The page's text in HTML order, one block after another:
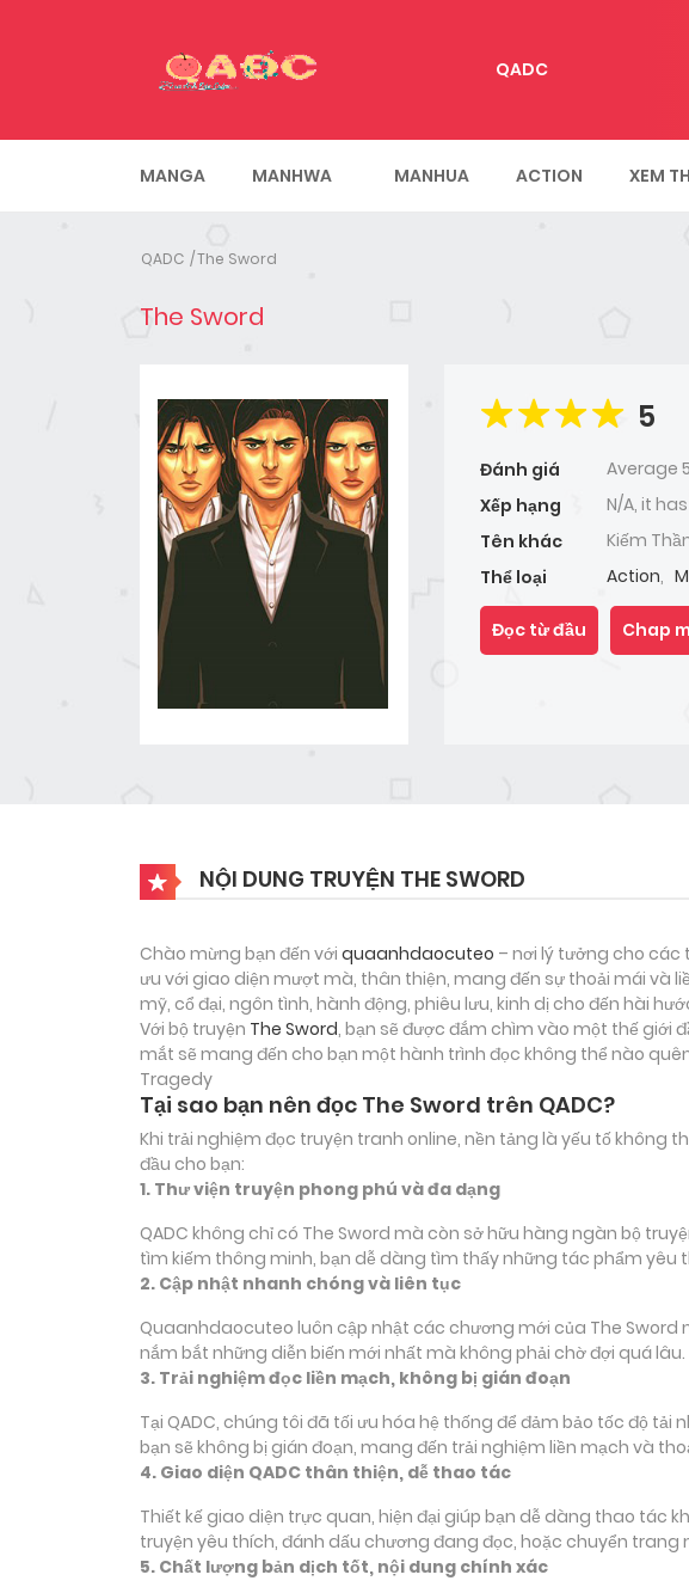
QADC
MANGA MANHWA MANHUA ACTION XEM
QADC The Sword
The Sword
5
Đánh giá Average 5
Xếp hạng
N/A, it
Tên khác
Kiếm
Thể loại
Action,
Đọc từ đầu Chap
NỘI DUNG TRUYỆN THE SWORD
Chào mừng bạn đến với quaanhdaocuteo – nơi lý tưởng cho các
ưu với giao diện mượt mà, thân thiện, mang đến sự thoải mái và
mỹ, cổ đại, ngôn tình, hành động, phiêu lưu, kinh dị cho đến hài
Với bộ truyện The Sword, bạn sẽ được đắm chìm vào một thế giới
mắt sẽ mang đến cho bạn một hành trình đọc không thể nào
Tragedy
Tại sao bạn nên đọc The Sword trên QADC?
Khi trải nghiệm đọc truyện tranh online, nền tảng là yếu tố
đầu cho bạn:
1. Thư viện truyện phong phú và đa dạng
QADC không chỉ có The Sword mà còn sở hữu hàng ngàn bộ
tìm kiếm thông minh, bạn dễ dàng tìm thấy những tác phẩm yêu
2. Cập nhật nhanh chóng và liên tục
Quaanhdaocuteo luôn cập nhật các chương mới của The Sword
nắm bắt những diễn biến mới nhất mà không phải chờ đợi quá lâu.
3. Trải nghiệm đọc liền mạch, không bị gián đoạn
Tại QADC, chúng tôi đã tối ưu hóa hệ thống để đảm bảo tốc độ
bạn sẽ không bị gián đoạn, mang đến trải nghiệm liền mạch và
4. Giao diện QADC thân thiện, dễ thao tác
Thiết kế giao diện trực quan, hiện đại giúp bạn dễ dàng thao tác
truyện yêu thích, đánh dấu chương đang đọc, hoặc chuyển trang
5. Chất lượng bản dịch tốt, nội dung chính xác